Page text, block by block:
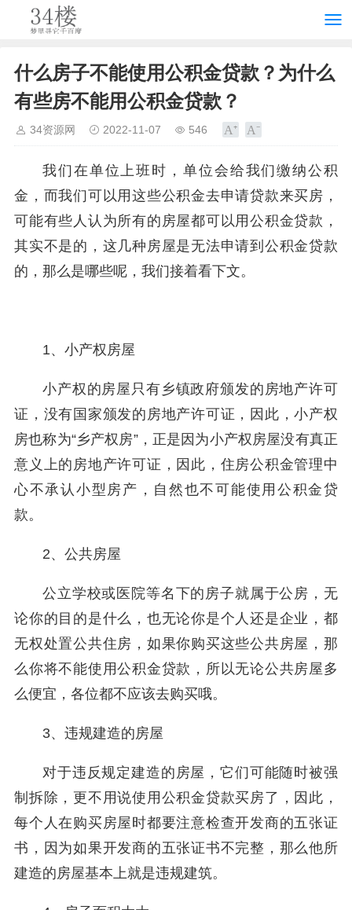
什么房子不能使用公积金贷款？为什么
有些房不能用公积金贷款？
34资源网 2022-11-07 546
我们在单位上班时，单位会给我们缴纳公积
金，而我们可以用这些公积金去申请贷款来买房，
可能有些人认为所有的房屋都可以用公积金贷款，
其实不是的，这几种房屋是无法申请到公积金贷款
的，那么是哪些呢，我们接着看下文。
1、小产权房屋
小产权的房屋只有乡镇政府颁发的房地产许可
证，没有国家颁发的房地产许可证，因此，小产权
房也称为“乡产权房”，正是因为小产权房屋没有真正
意义上的房地产许可证，因此，住房公积金管理中
心不承认小型房产，自然也不可能使用公积金贷
款。
2、公共房屋
公立学校或医院等名下的房子就属于公房，无
论你的目的是什么，也无论你是个人还是企业，都
无权处置公共住房，如果你购买这些公共房屋，那
么你将不能使用公积金贷款，所以无论公共房屋多
么便宜，各位都不应该去购买哦。
3、违规建造的房屋
对于违反规定建造的房屋，它们可能随时被强
制拆除，更不用说使用公积金贷款买房了，因此，
每个人在购买房屋时都要注意检查开发商的五张证
书，因为如果开发商的五张证书不完整，那么他所
建造的房屋基本上就是违规建筑。